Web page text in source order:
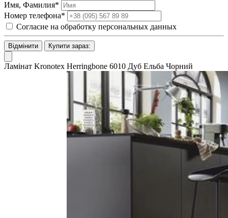
Имя, Фамилия*
Номер телефона*
Согласие на обработку персональных данных
Відмінити Купити зараз:
Ламінат Kronotex Herringbone 6010 Дуб Ельба Чорний